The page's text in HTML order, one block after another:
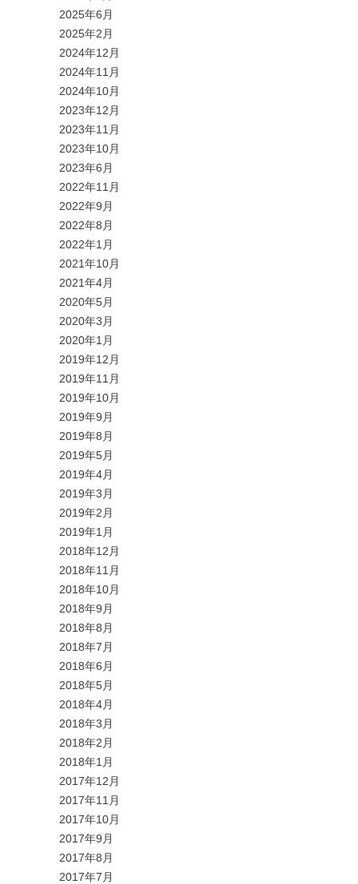
2025年6月
2025年2月
2024年12月
2024年11月
2024年10月
2023年12月
2023年11月
2023年10月
2023年6月
2022年11月
2022年9月
2022年8月
2022年1月
2021年10月
2021年4月
2020年5月
2020年3月
2020年1月
2019年12月
2019年11月
2019年10月
2019年9月
2019年8月
2019年5月
2019年4月
2019年3月
2019年2月
2019年1月
2018年12月
2018年11月
2018年10月
2018年9月
2018年8月
2018年7月
2018年6月
2018年5月
2018年4月
2018年3月
2018年2月
2018年1月
2017年12月
2017年11月
2017年10月
2017年9月
2017年8月
2017年7月